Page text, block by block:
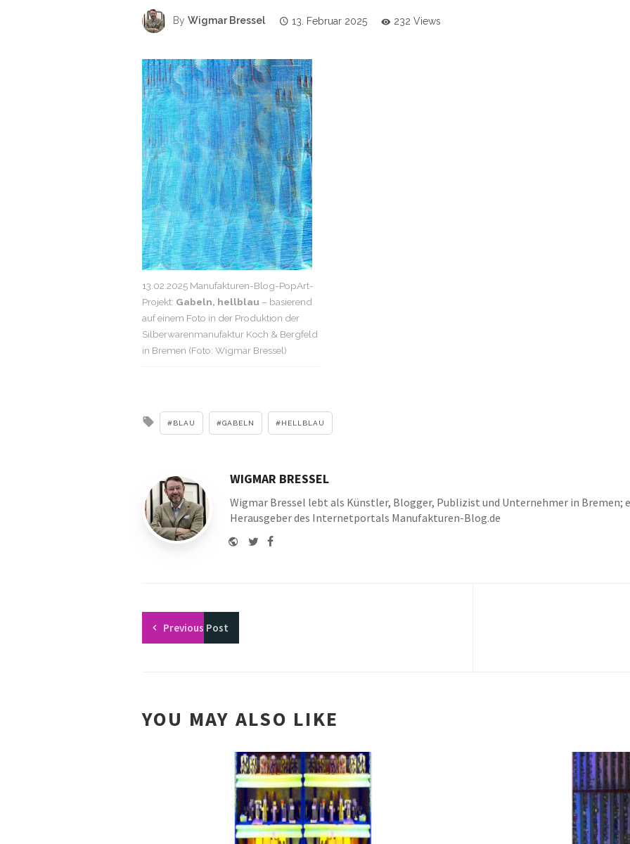
By Wigmar Bressel 13. Februar 2025 232 Views
13.02.2025 Manufakturen-Blog-PopArt-
Projekt: Gabeln, hellblau – basierend
auf einem Foto in der Produktion der
Silberwarenmanufaktur Koch & Bergfeld
in Bremen (Foto: Wigmar Bressel)
Tagged
BLAU GABELN HELLBLAU
WIGMAR BRESSEL
Wigmar Bressel lebt als Künstler, Blogger, Publizist und Unternehmer in Bremen;
Herausgeber des Internetportals Manufakturen-Blog.de
Website
TwitterFacebook
Previous Post
YOU MAY ALSO LIKE